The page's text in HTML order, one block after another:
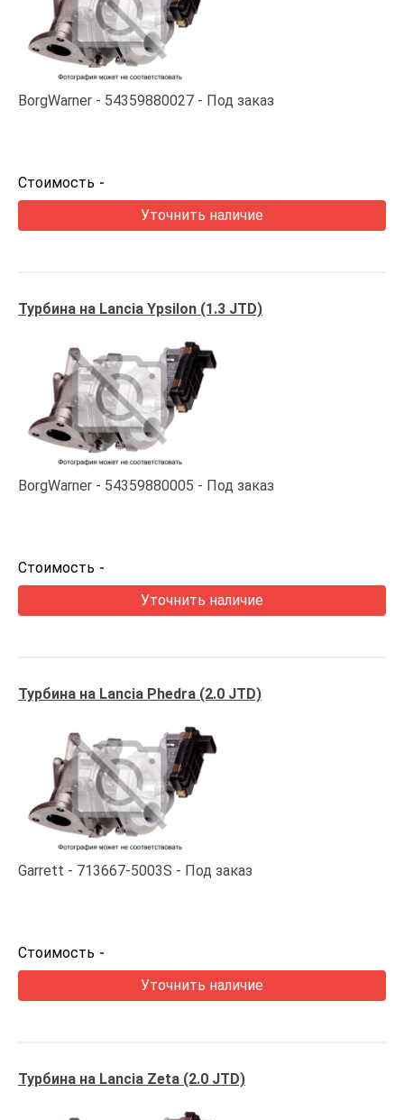
BorgWarner 54359880027 Под заказ
Стоимость -
Уточнить наличие
Турбина на Lancia Ypsilon (1.3 JTD)
BorgWarner 54359880005 Под заказ
Стоимость -
Уточнить наличие
Турбина на Lancia Phedra (2.0 JTD)
Garrett 713667-5003S Под заказ
Стоимость -
Уточнить наличие
Турбина на Lancia Zeta (2.0 JTD)